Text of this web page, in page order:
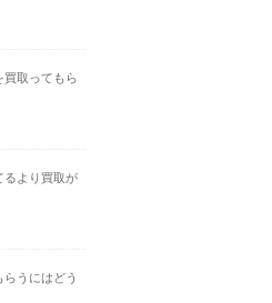
買取ってもら
るより買取が
うにはどう